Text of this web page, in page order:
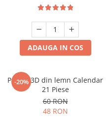
ADAUGA IN COS
-20%
Puzzle 3D din lemn Calendar
21 Piese
60 RON
48 RON